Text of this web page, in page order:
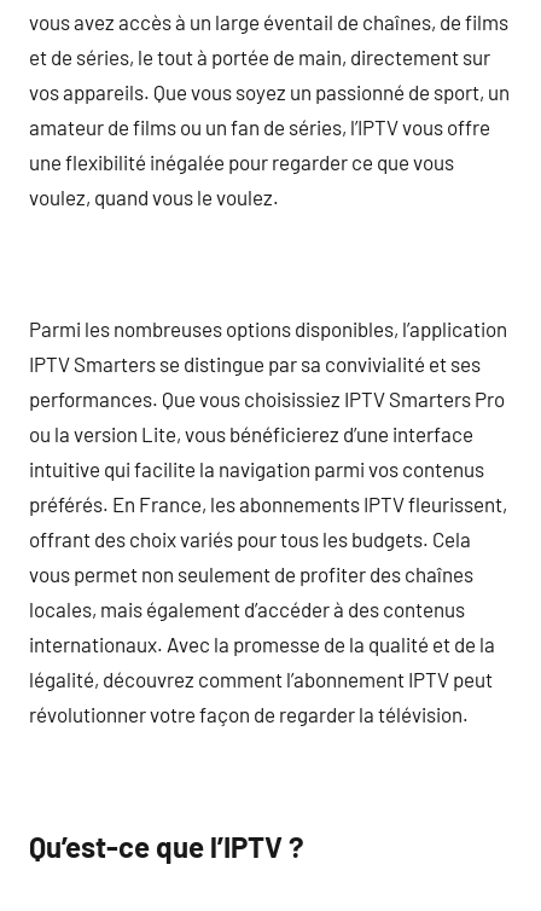
vous avez accès à un large éventail de chaînes, de films
et de séries, le tout à portée de main, directement sur
vos appareils. Que vous soyez un passionné de sport, un
amateur de films ou un fan de séries, l’IPTV vous offre
une flexibilité inégalée pour regarder ce que vous
voulez, quand vous le voulez.
Parmi les nombreuses options disponibles, l’application
IPTV Smarters se distingue par sa convivialité et ses
performances. Que vous choisissiez IPTV Smarters Pro
ou la version Lite, vous bénéficierez d’une interface
intuitive qui facilite la navigation parmi vos contenus
préférés. En France, les abonnements IPTV fleurissent,
offrant des choix variés pour tous les budgets. Cela
vous permet non seulement de profiter des chaînes
locales, mais également d’accéder à des contenus
internationaux. Avec la promesse de la qualité et de la
légalité, découvrez comment l’abonnement IPTV peut
révolutionner votre façon de regarder la télévision.
Qu’est-ce que l’IPTV ?